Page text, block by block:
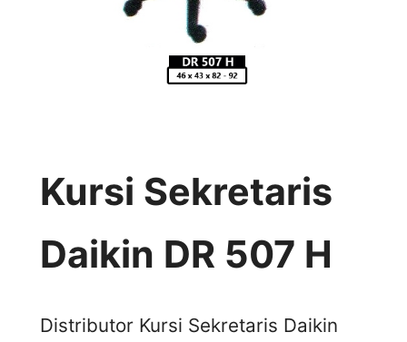
Kursi Sekretaris
Daikin DR 507 H
Distributor Kursi Sekretaris Daikin